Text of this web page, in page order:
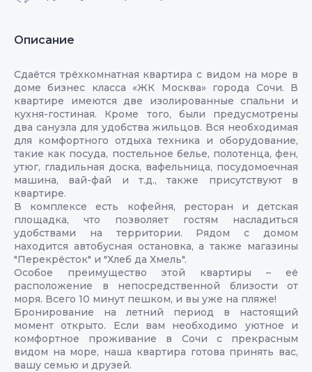
Описание
Сдаётся трёхкомнатная квартира с видом на море в
доме бизнес класса «ЖК Москва» города Сочи. В
квартире имеются две изолированные спальни и
кухня-гостиная. Кроме того, были предусмотрены
два санузла для удобства жильцов. Вся необходимая
для комфортного отдыха техника и оборудование,
такие как посуда, постельное белье, полотенца, фен,
утюг, гладильная доска, вафельница, посудомоечная
машина, вай-фай и т.д., также присутствуют в
квартире.
В комплексе есть кофейня, ресторан и детская
площадка, что позволяет гостям насладиться
удобствами на территории. Рядом с домом
находится автобусная остановка, а также магазины
"Перекрёсток" и "Хлеб да Хмель".
Особое преимущество этой квартиры – её
расположение в непосредственной близости от
моря. Всего 10 минут пешком, и вы уже на пляже!
Бронирование на летний период в настоящий
момент открыто. Если вам необходимо уютное и
комфортное проживание в Сочи с прекрасным
видом на море, наша квартира готова принять вас,
вашу семью и друзей.